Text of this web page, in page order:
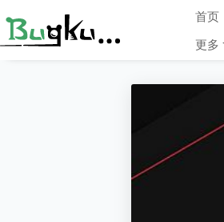
首页
更多